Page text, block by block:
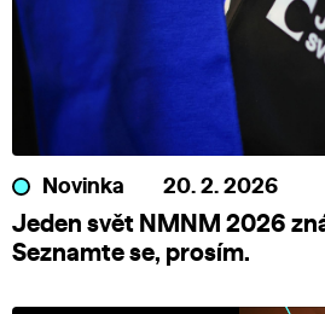
Novinka 20. 2. 2026
Jeden svět NMNM 2026
Seznamte se, prosím.